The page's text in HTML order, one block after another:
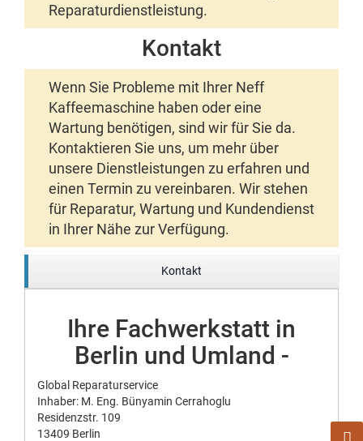
Reparaturdienstleistung.
Kontakt
Wenn Sie Probleme mit Ihrer Neff
Kaffeemaschine haben oder eine
Wartung benötigen, sind wir für Sie da.
Kontaktieren Sie uns, um mehr über
unsere Dienstleistungen zu erfahren und
einen Termin zu vereinbaren. Wir stehen
für Reparatur, Wartung und Kundendienst
in Ihrer Nähe zur Verfügung.
Kontakt
Ihre Fachwerkstatt in
Berlin und Umland -
Global Reparaturservice
Inhaber: M. Eng. Bünyamin Cerrahoglu
Residenzstr. 109
13409 Berlin